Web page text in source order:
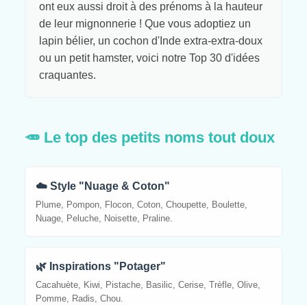
ont eux aussi droit à des prénoms à la hauteur
de leur mignonnerie ! Que vous adoptiez un
lapin bélier, un cochon d'Inde extra-extra-doux
ou un petit hamster, voici notre Top 30 d'idées
craquantes.
🥕 Le top des petits noms tout doux
☁️ Style "Nuage & Coton"
Plume, Pompon, Flocon, Coton, Choupette, Boulette,
Nuage, Peluche, Noisette, Praline.
🌿 Inspirations "Potager"
Cacahuète, Kiwi, Pistache, Basilic, Cerise, Trèfle, Olive,
Pomme, Radis, Chou.